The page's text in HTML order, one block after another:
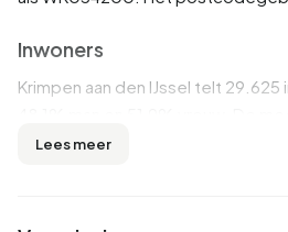
Inwoners
Krimpen aan den IJssel telt 29.625
65 jaar (24,8%). De overige
Lees meer